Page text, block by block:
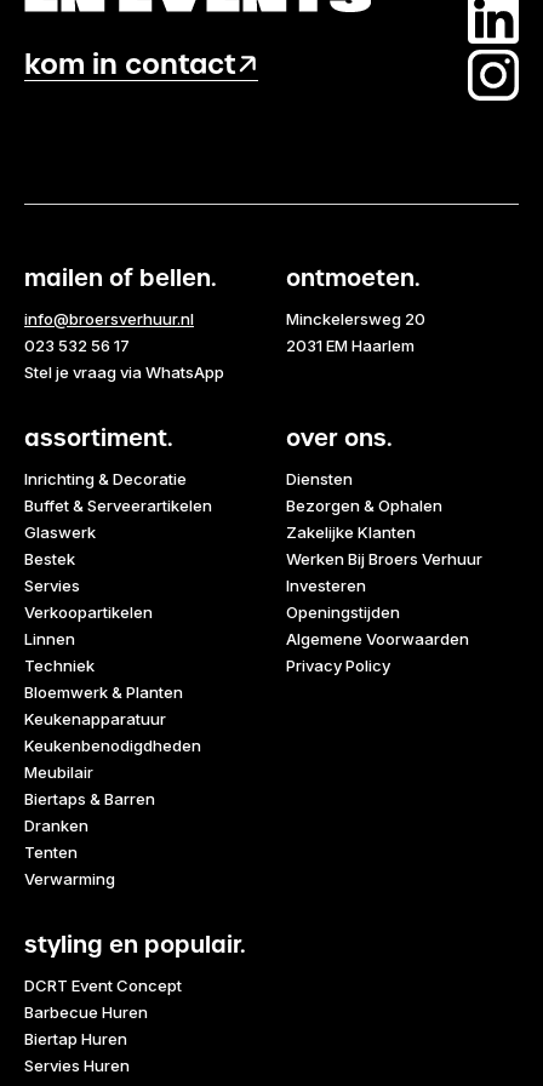
kom in contact
mailen of bellen.
info@broersverhuur.nl
023 532 56 17
Stel je vraag via WhatsApp
ontmoeten.
Minckelersweg 20
2031 EM Haarlem
assortiment.
Inrichting & Decoratie
Buffet & Serveerartikelen
Glaswerk
Bestek
Servies
Verkoopartikelen
Linnen
Techniek
Bloemwerk & Planten
Keukenapparatuur
Keukenbenodigdheden
Meubilair
Biertaps & Barren
Dranken
Tenten
Verwarming
over ons.
Diensten
Bezorgen & Ophalen
Zakelijke Klanten
Werken Bij Broers Verhuur
Investeren
Openingstijden
Algemene Voorwaarden
Privacy Policy
styling en populair.
DCRT Event Concept
Barbecue Huren
Biertap Huren
Servies Huren